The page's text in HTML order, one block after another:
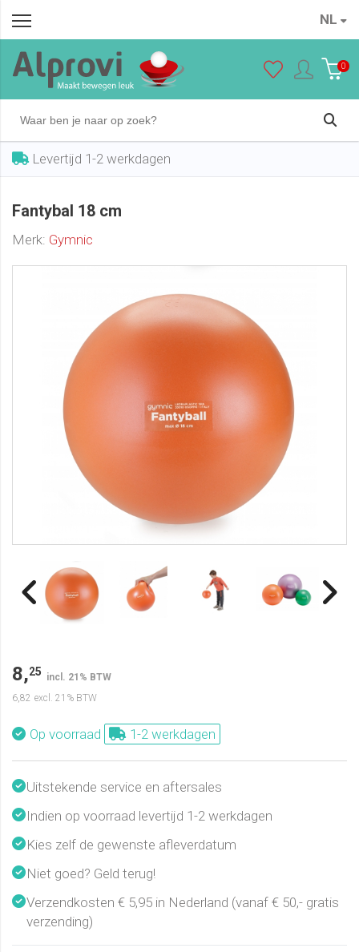
NL
0
Levertijd 1-2 werkdagen
Fantybal 18 cm
Merk: Gymnic
8,25 incl. 21% BTW
6,82 excl. 21% BTW
Op voorraad 1-2 werkdagen
Uitstekende service en aftersales
Indien op voorraad levertijd 1-2 werkdagen
Kies zelf de gewenste afleverdatum
Niet goed? Geld terug!
Verzendkosten € 5,95 in Nederland (vanaf € 50,- gratis
verzending)
€ 8,25